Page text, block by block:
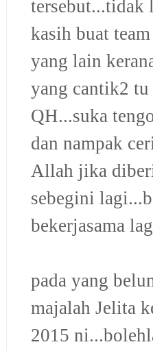
tersebut...tidak
kasih buat
yang lain
yang cantik2 tu
QH...suka
dan nampak
Allah jika
sebegini
bekerjasama
pada yang
majalah Jelita
2015